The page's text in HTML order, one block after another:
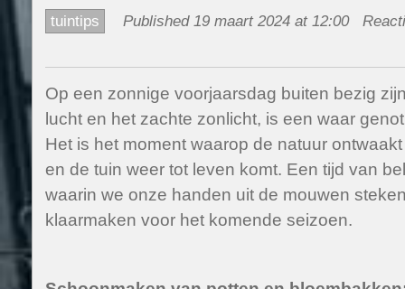
tuintips Published 19 maart 2024 at 12:00
Op een zonnige voorjaarsdag buiten bezig
lucht en het zachte zonlicht, is een waar
Het is het moment waarop de natuur
en de tuin weer tot leven komt. Een tijd van
waarin we onze handen uit de mouwen
klaarmaken voor het komende seizoen.